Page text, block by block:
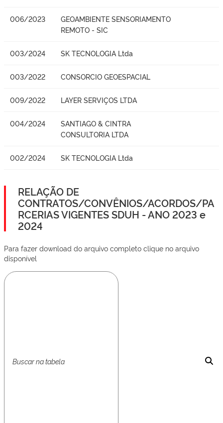
006/2023
GEOAMBIENTE SENSORIAMENTO
REMOTO - SIC
003/2024 SK TECNOLOGIA Ltda
003/2022 CONSORCIO GEOESPACIAL
009/2022 LAYER SERVIÇOS LTDA
004/2024
SANTIAGO & CINTRA
CONSULTORIA LTDA
002/2024 SK TECNOLOGIA Ltda
RELAÇÃO DE
CONTRATOS/CONVÊNIOS/ACORDOS/PA
RCERIAS VIGENTES SDUH - ANO 2023 e
2024
Para fazer download do arquivo completo clique no arquivo
disponível